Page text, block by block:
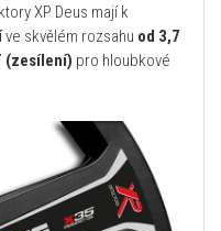
XP Deus mají k
ve skvělém rozsahu od 3,7
(zesílení) pro hloubkové